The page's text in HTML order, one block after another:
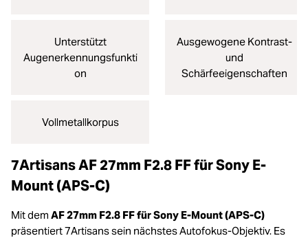
Unterstützt
Augenerkennungsfunkti
on
Ausgewogene Kontrast-
und
Schärfeeigenschaften
Vollmetallkorpus
7Artisans AF 27mm F2.8 FF für Sony E-
Mount (APS-C)
Mit dem AF 27mm F2.8 FF für Sony E-Mount (APS-C)
präsentiert 7Artisans sein nächstes Autofokus-Objektiv. Es